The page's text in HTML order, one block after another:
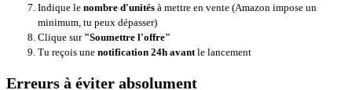
Indique le nombre d'unités à mettre en vente (Amazon impose un
minimum, tu peux dépasser)
Clique sur "Soumettre l'offre"
Tu reçois une notification 24h avantle lancement
Erreurs à éviter absolument